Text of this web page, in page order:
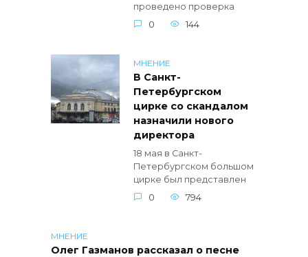
проведено проверка
0
144
МНЕНИЕ
В Санкт-
Петербургском
цирке со скандалом
назначили нового
директора
18 мая в Санкт-
Петербургском большом
цирке был представлен
0
794
МНЕНИЕ
Олег Газманов рассказал о песне